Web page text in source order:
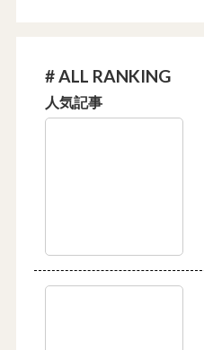
# ALL RANKING
人気記事